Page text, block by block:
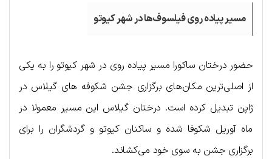
مسیر پیاده روی فیلسوف‌ها در شهر کیوتو
حضور درختان ساکورا مسیر پیاده روی در شهر کیوتو را به یکی
از اصلی‌ترین مکان‌های برگزاری جشن شکوفه های گیلاس در
ژاپن تبدیل کرده است. درختان گیلاس این مسیر معمولا در
ماه آوریل شکوفا شده و ساکنان کیوتو و گردشگران را برای
برگزاری جشن به سوی خود می‌کشاند.